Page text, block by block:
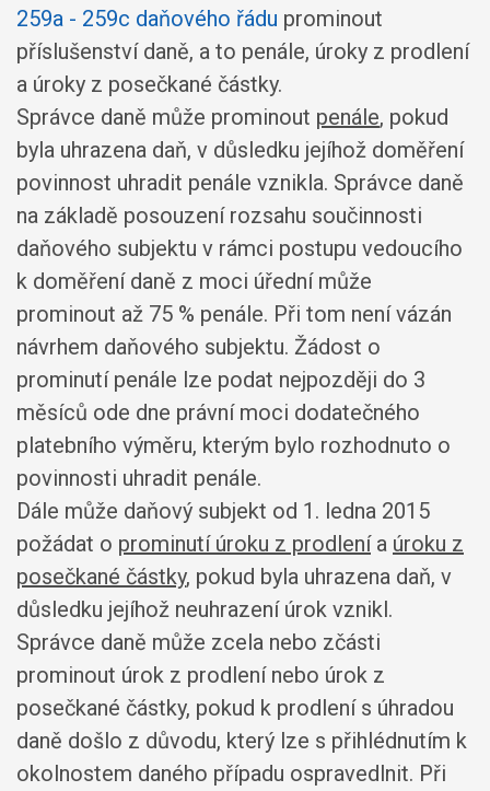
259a - 259c daňového řádu prominout
příslušenství daně, a to penále, úroky z prodlení
a úroky z posečkané částky.
Správce daně může prominout penále, pokud
byla uhrazena daň, v důsledku jejíhož doměření
povinnost uhradit penále vznikla. Správce daně
na základě posouzení rozsahu součinnosti
daňového subjektu v rámci postupu vedoucího
k doměření daně z moci úřední může
prominout až 75 % penále. Při tom není vázán
návrhem daňového subjektu. Žádost o
prominutí penále lze podat nejpozději do 3
měsíců ode dne právní moci dodatečného
platebního výměru, kterým bylo rozhodnuto o
povinnosti uhradit penále.
Dále může daňový subjekt od 1. ledna 2015
požádat o prominutí úroku z prodlenía úroku z
posečkané částky, pokud byla uhrazena daň, v
důsledku jejíhož neuhrazení úrok vznikl.
Správce daně může zcela nebo zčásti
prominout úrok z prodlení nebo úrok z
posečkané částky, pokud k prodlení s úhradou
daně došlo z důvodu, který lze s přihlédnutím k
okolnostem daného případu ospravedlnit. Při